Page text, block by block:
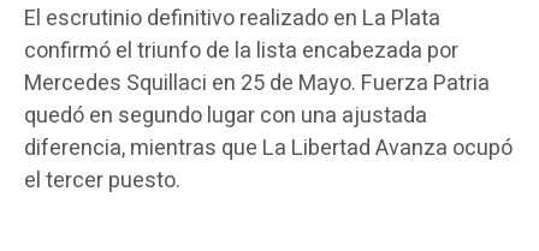
El escrutinio definitivo realizado en La Plata
confirmó el triunfo de la lista encabezada por
Mercedes Squillaci en 25 de Mayo. Fuerza Patria
quedó en segundo lugar con una ajustada
diferencia, mientras que La Libertad Avanza ocupó
el tercer puesto.